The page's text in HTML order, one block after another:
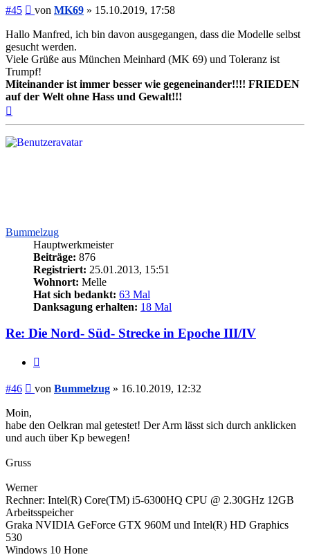
#45 Beitrag
von MK69 » 15.10.2019, 17:58
Hallo Manfred, ich bin davon ausgegangen, dass die Modelle selbst
gesucht werden.
Viele Grüße aus München Meinhard (MK 69) und Toleranz ist
Trumpf!
Miteinander ist immer besser wie gegeneinander!!!! FRIEDEN
auf der Welt ohne Hass und Gewalt!!!
Bummelzug
Hauptwerkmeister
Beiträge: 876
Registriert: 25.01.2013, 15:51
Wohnort: Melle
Hat sich bedankt: 63 Mal
Danksagung erhalten: 18 Mal
Re: Die Nord- Süd- Strecke in Epoche III/IV
#46 Beitrag
von Bummelzug » 16.10.2019, 12:32
Moin,
habe den Oelkran mal getestet! Der Arm lässt sich durch anklicken
und auch über Kp bewegen!
Gruss
Werner
Rechner: Intel(R) Core(TM) i5-6300HQ CPU @ 2.30GHz 12GB
Arbeitsspeicher
Graka NVIDIA GeForce GTX 960M und Intel(R) HD Graphics
530
Windows 10 Hone